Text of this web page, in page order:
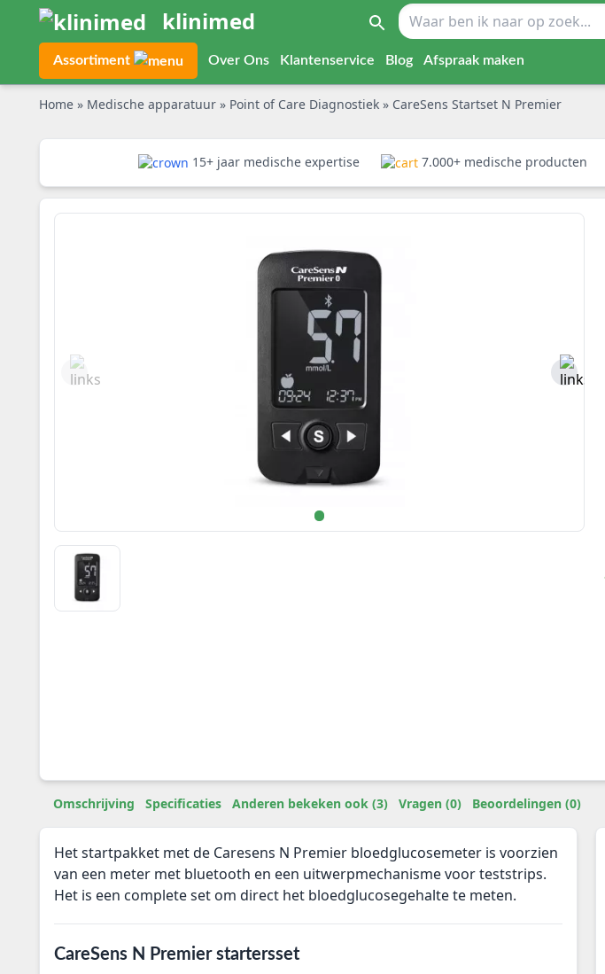
klinimed
Assortiment Over Ons Klantenservice Blog Afspraak maken
Home » Medische apparatuur » Point of Care Diagnostiek » CareSens Startset N Premier
15+ jaar medische expertise 7.000+ medische producten
Omschrijving Specificaties Anderen bekeken ook (3) Vragen (0) Beoordelingen (0)
Het startpakket met de Caresens N Premier bloedglucosemeter is voorzien
van een meter met bluetooth en een uitwerpmechanisme voor teststrips.
Het is een complete set om direct het bloedglucosegehalte te meten.
CareSens N Premier startersset